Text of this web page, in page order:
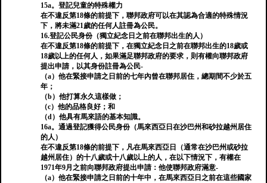
15a。登記兒童的特殊權力
在不違反第18條的前提下，聯邦政府可以在其認為合適的特殊情況
下，將未滿21歲的任何人註冊為公民。
16.登記公民身份（獨立紀念日之前在聯邦出生的人）
在不違反第18條的前提下，在獨立紀念日之前在聯邦出生的18歲或
18歲以上的任何人，如果滿足聯邦政府的要求，則有權向聯邦政府
提出申請，以其身份註冊為公民-
（a）他在緊接申請之日前的七年內曾在聯邦居住，總期間不少於五
年；
（b）他打算永久這樣做；
（c）他的品格良好；和
（d）他具有馬來語的基本知識。
16a。通過登記獲得公民身份（馬來西亞日在沙巴州和砂拉越州居住
的人）
在不違反第18條的前提下，凡在馬來西亞日（通常在沙巴州或砂拉
越州居住）的十八歲或十八歲以上的人，在以下情況下，有權在
1971年9月之前向聯邦政府提出申請：他使聯邦政府滿意-
（a）他在緊接申請之日前的十年中，在馬來西亞日之前在這些國家